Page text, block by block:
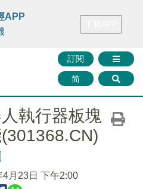
FINMETA 財華證券 媒體矩陣
訂閱
简
APP
人執行器板塊
4月23日 下午2:00